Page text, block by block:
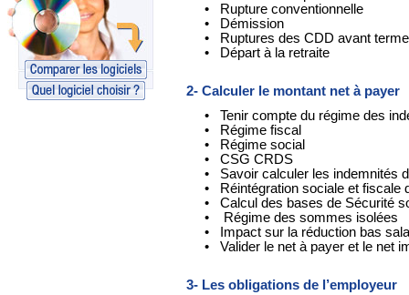
• Rupture conventionnelle
• Démission
• Ruptures des CDD avant terme
• Départ à la retraite
2- Calculer le montant net à payer
• Tenir compte du régime des
• Régime fiscal
• Régime social
• CSG CRDS
• Savoir calculer les indemnités
• Réintégration sociale et fiscale
• Calcul des bases de Sécurité
• Régime des sommes isolées
• Impact sur la réduction bas
• Valider le net à payer et le net
3- Les obligations de l’employeur